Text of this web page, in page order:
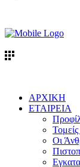
ΑΡΧΙΚΗ
ΕΤΑΙΡΕΙΑ
Οι